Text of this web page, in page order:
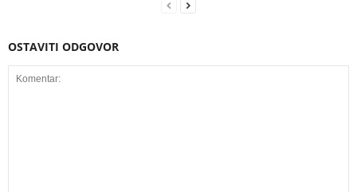
OSTAVITI ODGOVOR